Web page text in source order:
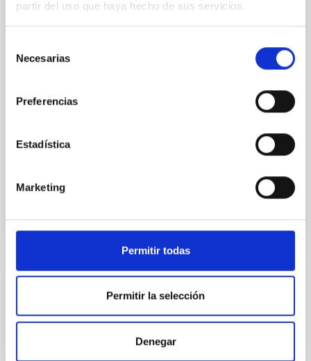
partir del uso que haya hecho de sus servicios.
Necesarias
Preferencias
Estadística
Marketing
Permitir todas
Permitir la selección
Denegar
La XXXVI Escuela de Invierno de Astrofísica de
de Canarias (IAC), se centra en las tecnologías
ópticas clave para la astronomía. La escuela, que se
Edificio IACTEC, Parque Tecnológico y Científico
de las Mantecas, 38320 La Laguna, Santa Cruz
España
WINTER SCHOOL 2025
XXXV Escuela de Invierno de Astrofísica: